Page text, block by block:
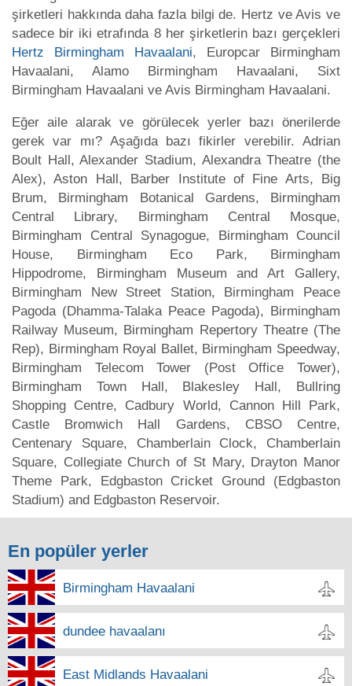
şirketleri hakkında daha fazla bilgi de. Hertz ve Avis ve
sadece bir iki etrafında 8 her şirketlerin bazı gerçekleri
Hertz Birmingham Havaalani, Europcar Birmingham
Havaalani, Alamo Birmingham Havaalani, Sixt
Birmingham Havaalani ve Avis Birmingham Havaalani.
Eğer aile alarak ve görülecek yerler bazı önerilerde
gerek var mı? Aşağıda bazı fikirler verebilir. Adrian
Boult Hall, Alexander Stadium, Alexandra Theatre (the
Alex), Aston Hall, Barber Institute of Fine Arts, Big
Brum, Birmingham Botanical Gardens, Birmingham
Central Library, Birmingham Central Mosque,
Birmingham Central Synagogue, Birmingham Council
House, Birmingham Eco Park, Birmingham
Hippodrome, Birmingham Museum and Art Gallery,
Birmingham New Street Station, Birmingham Peace
Pagoda (Dhamma-Talaka Peace Pagoda), Birmingham
Railway Museum, Birmingham Repertory Theatre (The
Rep), Birmingham Royal Ballet, Birmingham Speedway,
Birmingham Telecom Tower (Post Office Tower),
Birmingham Town Hall, Blakesley Hall, Bullring
Shopping Centre, Cadbury World, Cannon Hill Park,
Castle Bromwich Hall Gardens, CBSO Centre,
Centenary Square, Chamberlain Clock, Chamberlain
Square, Collegiate Church of St Mary, Drayton Manor
Theme Park, Edgbaston Cricket Ground (Edgbaston
Stadium) and Edgbaston Reservoir.
En popüler yerler
Birmingham Havaalani
dundee havaalanı
East Midlands Havaalani